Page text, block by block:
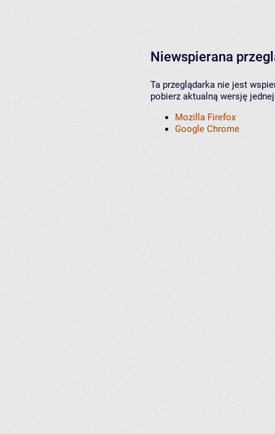
Niewspierana
Ta przeglądarka nie jest
pobierz aktualną wersję
Mozilla Firefox
Google Chrome